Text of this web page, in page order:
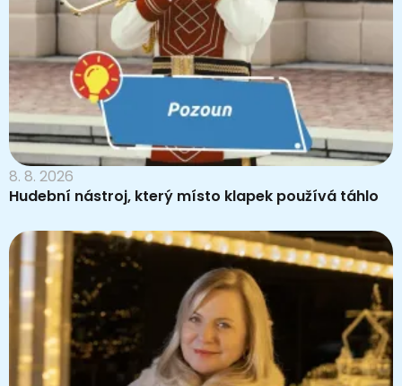
8. 8. 2026
Hudební nástroj, který místo klapek používá táhlo